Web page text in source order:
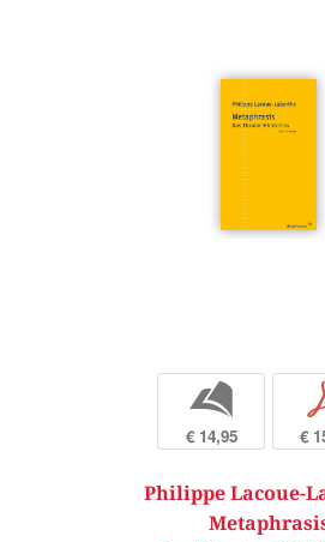
b
€ 14,95 €
Philippe Lacoue-